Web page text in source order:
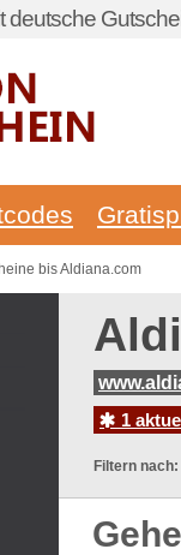
deutsche
bis Aldiana.com
1
Filtern nach: